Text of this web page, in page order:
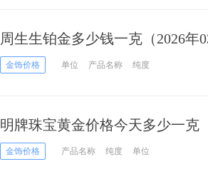
周生生铂金多少钱一克（2026年
金饰价格 单位 产品名称 纯度
明牌珠宝黄金价格今天多少一克
金饰价格 产品名称 纯度 单位